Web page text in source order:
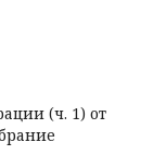
(ч. 1) от